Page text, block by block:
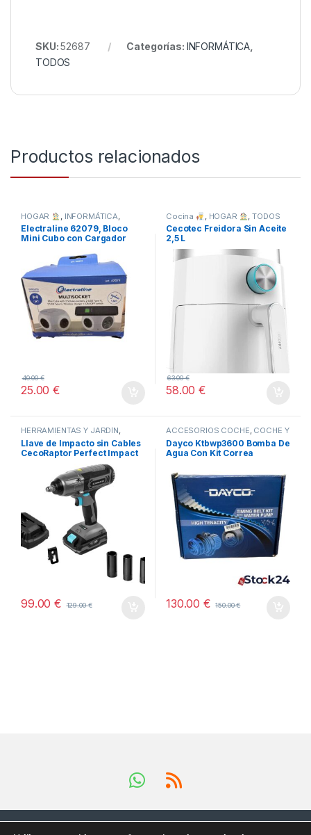
SKU:52687 Categorías: INFORMÁTICA,
TODOS
Productos relacionados
HOGAR , INFORMÁTICA,
TODOS
Electraline 62079, Bloco
Mini Cubo con Cargador
25.00€
40.00€
Cocina , HOGAR ,TODOS
Cecotec Freidora Sin Aceite
2,5 L
58.00€
63.00€
HERRAMIENTAS Y JARDÍN,
HOGAR
,
STORE CECOTEC -
DISTRIBUIDOR OFICIAL
,
TODOS
Llave de Impacto sin Cables
CecoRaptor Perfect Impact
2020 Ultra CECOTEC
99.00€ 129.00€
ACCESORIOS COCHE, COCHE Y
MOTO TODOS
Dayco Ktbwp3600 Bomba De
Agua Con Kit Correa
130.00€ 150.00€